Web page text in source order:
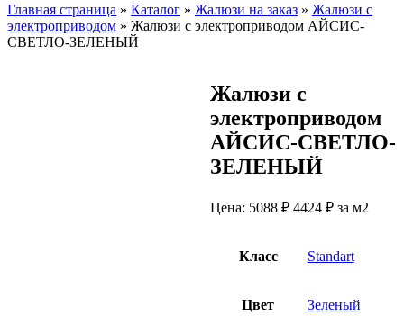
Главная страница » Каталог » Жалюзи на заказ » Жалюзи с
электроприводом » Жалюзи с электроприводом АЙСИС-
СВЕТЛО-ЗЕЛЕНЫЙ
Жалюзи с
электроприводом
АЙСИС-СВЕТЛО-
ЗЕЛЕНЫЙ
Цена: 5088 ₽ 4424 ₽за м2
Класс Standart
Цвет Зеленый